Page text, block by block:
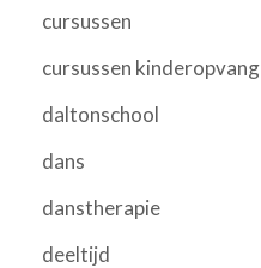
cursussen
cursussen kinderopvang
daltonschool
dans
danstherapie
deeltijd